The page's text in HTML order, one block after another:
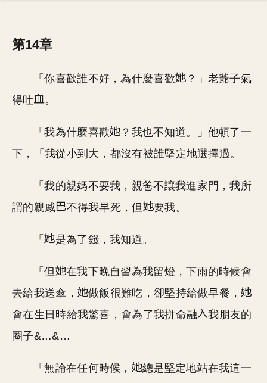
第14章
「你喜歡誰不好，為什麼喜歡
？」老爺子氣
得吐
。
「我為什麼喜歡
？我也不知道。」他頓了一
下，「我從小到大，都沒有被誰堅定地選擇過。
「我的親媽不要我，親爸不讓我進家門，我所
謂的親戚
不得我早死，但 要我。
「 是為了錢，我知道。
「但
在我下晚自習為我留燈，下雨的時候會
去給我送傘，
做飯很難吃，卻堅持給做早餐，
會在生日時給我驚喜，會為了我拼命融
我朋友的
圈子&…&…
「無論在任何時候，
總是堅定地站在我這一